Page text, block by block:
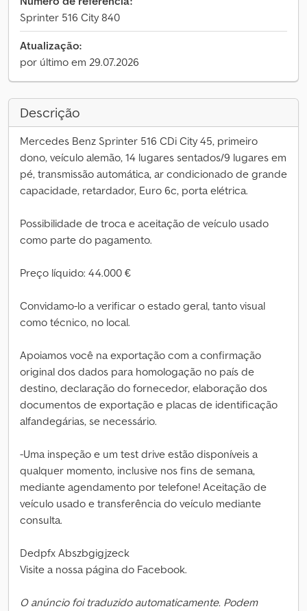
Sprinter 516 City 840
Atualização:
por último em 29.07.2026
Descrição
Mercedes Benz Sprinter 516 CDi City 45, primeiro
dono, veículo alemão, 14 lugares sentados/9 lugares em
pé, transmissão automática, ar condicionado de grande
capacidade, retardador, Euro 6c, porta elétrica.
Possibilidade de troca e aceitação de veículo usado
como parte do pagamento.
Preço líquido: 44.000 €
Convidamo-lo a verificar o estado geral, tanto visual
como técnico, no local.
Apoiamos você na exportação com a confirmação
original dos dados para homologação no país de
destino, declaração do fornecedor, elaboração dos
documentos de exportação e placas de identificação
alfandegárias, se necessário.
-Uma inspeção e um test drive estão disponíveis a
qualquer momento, inclusive nos fins de semana,
mediante agendamento por telefone! Aceitação de
veículo usado e transferência do veículo mediante
consulta.
Dedpfx Abszbgigjzeck
Visite a nossa página do Facebook.
O anúncio foi traduzido automaticamente. Podem